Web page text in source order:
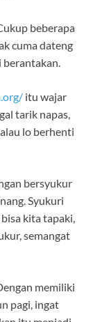
beberapa
cuma dateng
berantakan.
itu wajar
tarik napas,
lo berhenti
bersyukur
Syukuri
kita tapaki,
semangat
memiliki
pagi, ingat